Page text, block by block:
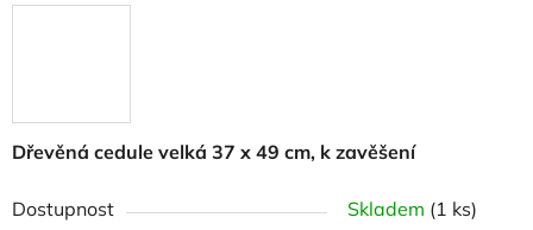
Dřevěná cedule velká 37 x 49 cm, k zavěšení
Dostupnost Skladem (1 ks)